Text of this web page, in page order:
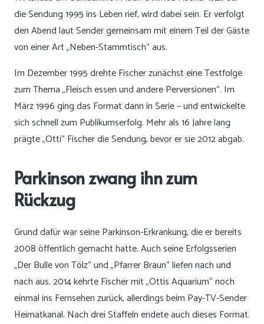
die Sendung 1995 ins Leben rief, wird dabei sein. Er verfolgt
den Abend laut Sender gemeinsam mit einem Teil der Gäste
von einer Art „Neben-Stammtisch“ aus.
Im Dezember 1995 drehte Fischer zunächst eine Testfolge
zum Thema „Fleisch essen und andere Perversionen“. Im
März 1996 ging das Format dann in Serie – und entwickelte
sich schnell zum Publikumserfolg. Mehr als 16 Jahre lang
prägte „Otti“ Fischer die Sendung, bevor er sie 2012 abgab.
Parkinson zwang ihn zum
Rückzug
Grund dafür war seine Parkinson-Erkrankung, die er bereits
2008 öffentlich gemacht hatte. Auch seine Erfolgsserien
„Der Bulle von Tölz“ und „Pfarrer Braun“ liefen nach und
nach aus. 2014 kehrte Fischer mit „Ottis Aquarium“ noch
einmal ins Fernsehen zurück, allerdings beim Pay-TV-Sender
Heimatkanal. Nach drei Staffeln endete auch dieses Format.